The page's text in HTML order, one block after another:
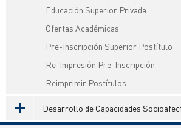
Educación Superior Privada
Ofertas Académicas
Pre-Inscripción Superior Postítulo
Re-Impresión Pre-Inscripción
Reimprimir Postítulos
Desarrollo de Capacidades